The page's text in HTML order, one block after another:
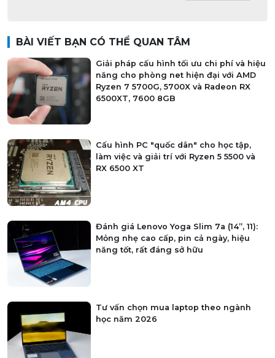
BÀI VIẾT BẠN CÓ THỂ QUAN TÂM
Giải pháp cấu hình tối ưu chi phí và hiệu
năng cho phòng net hiện đại với AMD
Ryzen 7 5700G, 5700X và Radeon RX
6500XT, 7600 8GB
Cấu hình PC "quốc dân" cho học tập,
làm việc và giải trí với Ryzen 5 5500 và
RX 6500 XT
Đánh giá Lenovo Yoga Slim 7a (14”, 11):
Mỏng nhẹ cao cấp, pin cả ngày, hiệu
năng tốt, rất đáng sở hữu
Tư vấn chọn mua laptop theo ngành
học năm 2026